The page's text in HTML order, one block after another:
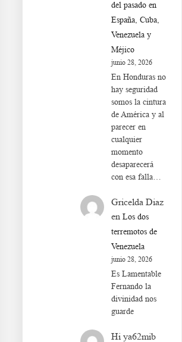
del pasado en
España, Cuba,
Venezuela y
Méjico
junio 28, 2026
En Honduras no
hay seguridad
somos la cintura
de América y al
parecer en
cualquier
momento
desaparecerá
con esa falla…
Gricelda Diaz
enLos dos
terremotos de
Venezuela
junio 28, 2026
Es Lamentable
Fernando la
divinidad nos
guarde
Hi ya62mib